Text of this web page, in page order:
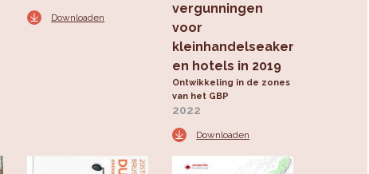
Downloaden
vergunningen
voor
kleinhandelseaken
en hotels in 2019
Ontwikkeling in de zones
van het GBP
2022
Downloaden